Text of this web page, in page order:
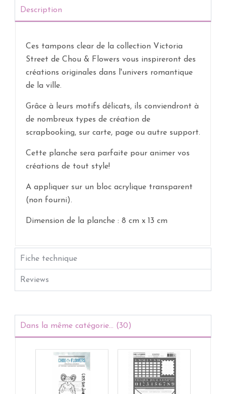
Description
Ces tampons clear de la collection Victoria
Street de Chou & Flowers vous inspireront des
créations originales dans l'univers romantique
de la ville.
Grâce à leurs motifs délicats, ils conviendront à
de nombreux types de création de
scrapbooking, sur carte, page ou autre support.
Cette planche sera parfaite pour animer vos
créations de tout style!
A appliquer sur un bloc acrylique transparent
(non fourni).
Dimension de la planche : 8 cm x 13 cm
Fiche technique
Reviews
Dans la même catégorie... (30)